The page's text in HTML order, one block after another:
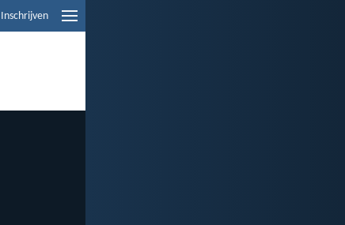
Inschrijven